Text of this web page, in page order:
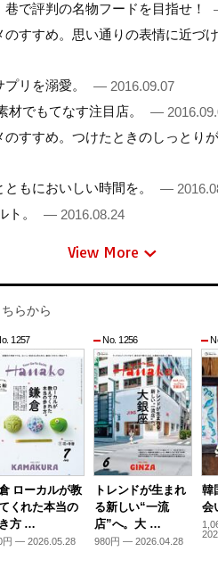
で評判の名物フードを目指せ！
すすめ。思い通りの表情に近づ
リを溺愛。
— 2016.09.07
材でもてなす注目店。
—
すすめ。つけたときのしっとり
もにおいしい時間を。
—
ト。
— 2016.08.24
View More
らから
1257
ローカルが教
くれた本当の
方 …
円 — 2026.05.28
No. 1256
トレンドが生まれ
る新しい“一流
店”へ。大 …
980円 — 2026.04.28
韓
会